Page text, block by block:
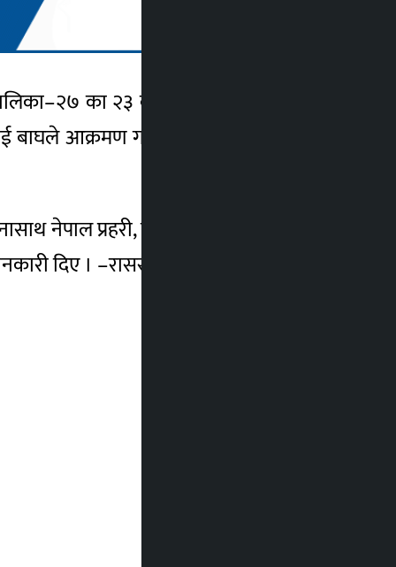
का २३ वर्षीया रेखा बस्नेतलाई आज
आक्रमण गरको जिल्ला प्रहरी कार्यालय
नेपाल प्रहरी, नेपाली सेनासहितको टोलीले
दिए । –रासस